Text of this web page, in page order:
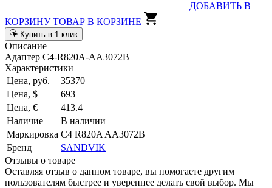
ДОБАВИТЬ В
КОРЗИНУ ТОВАР В КОРЗИНЕ
Купить в 1 клик
Описание
Адаптер C4-R820A-AA3072B
Характеристики
Цена, руб.
35370
Цена, $
693
Цена, €
413.4
Наличие
В наличии
Маркировка C4 R820A AA3072B
Бренд
SANDVIK
Отзывы о товаре
Оставляя отзыв о данном товаре, вы помогаете другим
пользователям быстрее и увереннее делать свой выбор. Мы